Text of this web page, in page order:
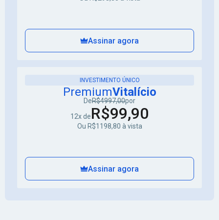
Assinar agora
INVESTIMENTO ÚNICO
PremiumVitalício
DeR$4997,00por
12x deR$99,90
Ou R$1198,80 à vista
Assinar agora